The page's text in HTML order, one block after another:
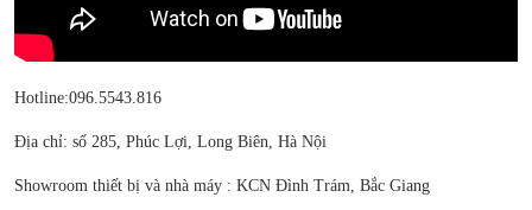
Hotline:096.5543.816
Địa chỉ: số 285, Phúc Lợi, Long Biên, Hà Nội
Showroom thiết bị và nhà máy : KCN Đình Trám, Bắc Giang